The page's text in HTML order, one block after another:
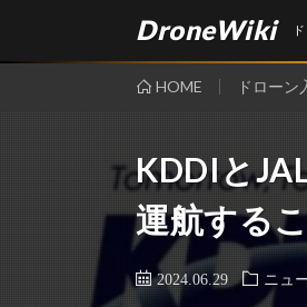
DroneWiki
HOME ドローン
KDDIと
運航する
2024.06.29 ニュ